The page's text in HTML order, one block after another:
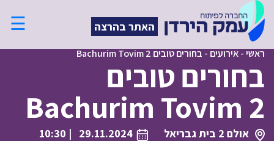
האתר בהרצה ☰
ראשי-אירועים - בחורים טובים Bachurim Tovim 2
בחורים טובים
Bachurim Tovim 2
אולם 2 בית גבריאל 29.11.2024
| 10:30